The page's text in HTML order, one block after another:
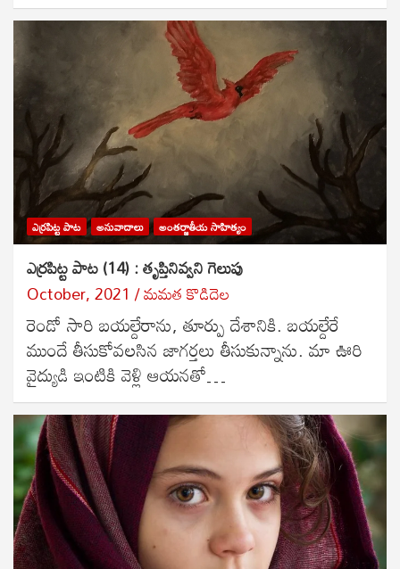
ఎర్రపిట్ట పాట అనువాదాలు అంతర్జాతీయ సాహిత్యం
ఎర్రపిట్ట పాట (14) : తృప్తినివ్వని గెలుపు
October, 2021 మమత కొడిదెల
రెండో సారి బయల్దేరాను, తూర్పు దేశానికి. బయల్దేరే
ముందే తీసుకోవలసిన జాగర్తలు తీసుకున్నాను. మా ఊరి
వైద్యుడి ఇంటికి వెళ్లి ఆయనతో…